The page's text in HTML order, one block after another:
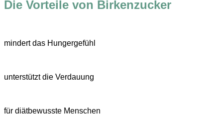
Die Vorteile von Birkenzucker
mindert das Hungergefühl
unterstützt die Verdauung
für diätbewusste Menschen